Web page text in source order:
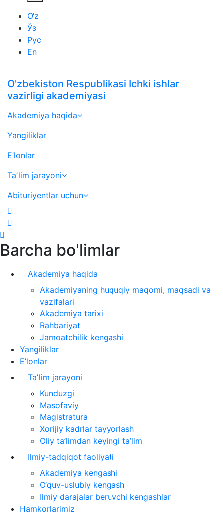
O‘z
Ўз
Рус
En
O'zbekiston Respublikasi Ichki ishlar
vazirligi akademiyasi
Akademiya haqida
Yangiliklar
E’lonlar
Taʼlim jarayoni
Abituriyentlar uchun
Barcha bo'limlar
Akademiya haqida
Akademiyaning huquqiy maqomi, maqsadi va
vazifalari
Akademiya tarixi
Rahbariyat
Jamoatchilik kengashi
Yangiliklar
E’lonlar
Taʼlim jarayoni
Kunduzgi
Masofaviy
Magistratura
Xorijiy kadrlar tayyorlash
Oliy ta’limdan keyingi ta’lim
Ilmiy-tadqiqot faoliyati
Akademiya kengashi
O‘quv-uslubiy kengash
Ilmiy darajalar beruvchi kengashlar
Hamkorlarimiz